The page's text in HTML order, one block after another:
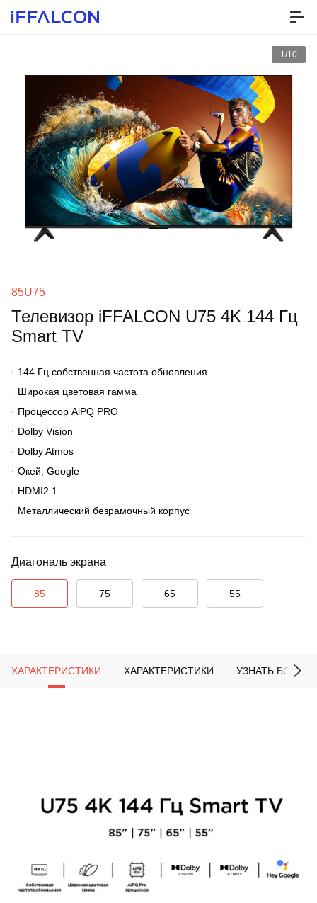
1/10
85U75
Телевизор iFFALCON U75 4K 144 Гц
Smart TV
· 144 Гц собственная частота обновления
· Широкая цветовая гамма
· Процессор AiPQ PRO
· Dolby Vision
· Dolby Atmos
· Окей, Google
· HDMI2.1
· Металлический безрамочный корпус
Диагональ экрана
85 75 65 55
ХАРАКТЕРИСТИКИ ХАРАКТЕРИСТИКИ УЗНАТЬ